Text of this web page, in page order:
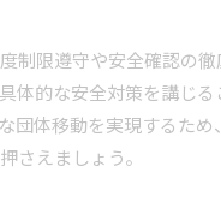
制限遵守や安全確認の
体的な安全対策を講じ
団体移動を実現するため
さえましょう。